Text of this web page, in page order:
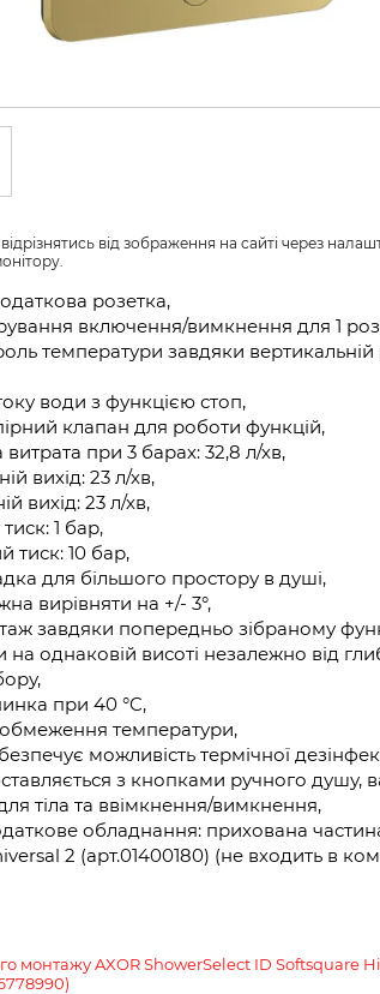
від зображення на сайті через
розетка,
включення/вимкнення для 1
температури завдяки
води з функцією стоп,
клапан для роботи функцій,
при 3 барах: 32,8 л/хв,
вихід: 23 л/хв,
вихід: 23 л/хв,
1 бар,
тиск: 10 бар,
для більшого простору в душі,
вирівняти на +/- 3°,
завдяки попередньо зібраному
на однаковій висоті незалежно від
при 40 °C,
температури,
можливість термічної
з кнопками ручного душу,
тіла та ввімкнення/вимкнення,
обладнання: прихована
2 (арт.01400180) (не входить в
монтажу AXOR ShowerSelect ID Softsquare